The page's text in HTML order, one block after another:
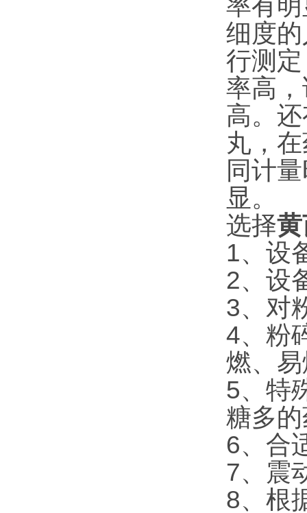
率有
细度
行测
率高
高。
丸，
同计
显。
选择
1、设
2、设
3、对
4、粉
燃、
5、特
糖多
6、合
7、震
8、根